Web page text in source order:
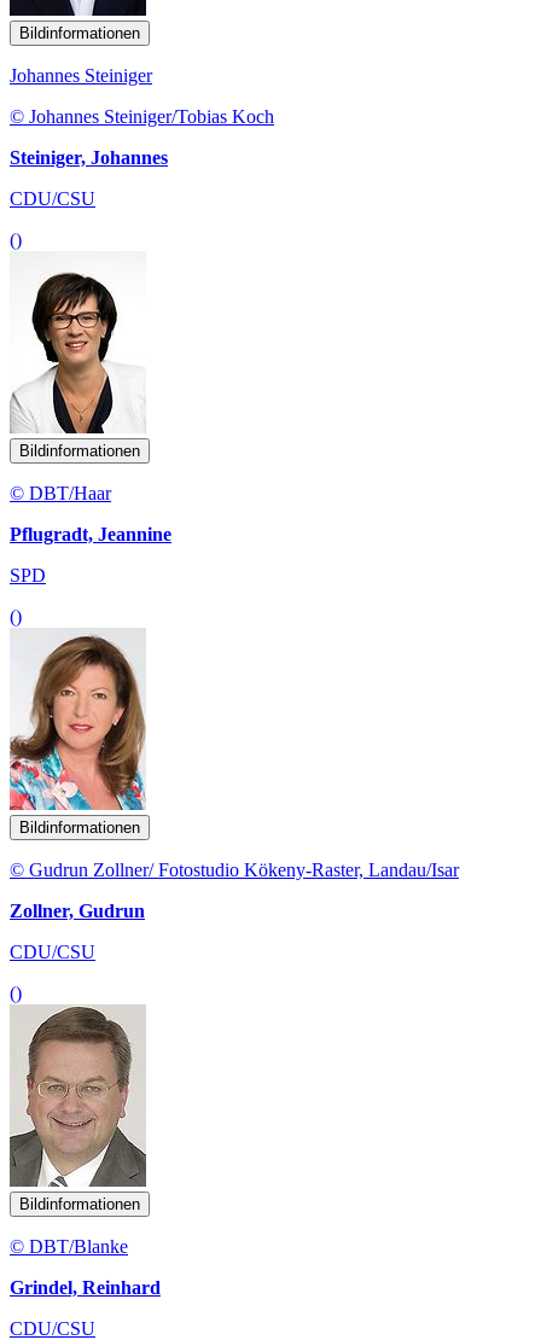
Bildinformationen
Johannes Steiniger
© Johannes Steiniger/Tobias Koch
Steiniger, Johannes
CDU/CSU
()
Bildinformationen
© DBT/Haar
Pflugradt, Jeannine
SPD
()
Bildinformationen
© Gudrun Zollner/ Fotostudio Kökeny-Raster, Landau/Isar
Zollner, Gudrun
CDU/CSU
()
Bildinformationen
© DBT/Blanke
Grindel, Reinhard
CDU/CSU